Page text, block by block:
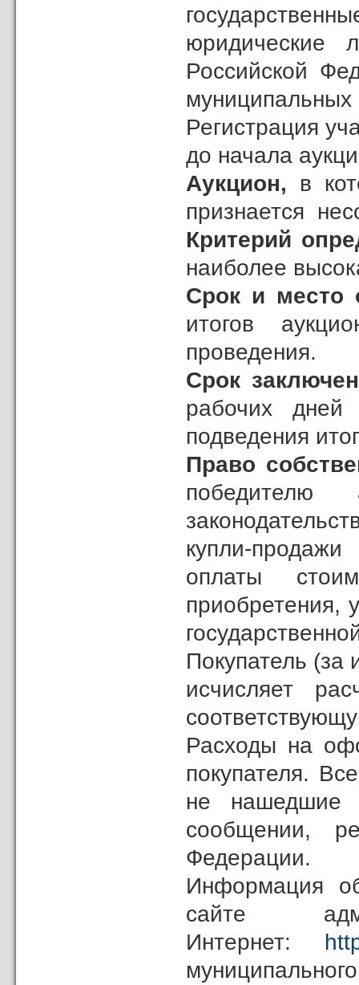
юридические
Российской
Регистрация
до начала
Аукцион, в
признается
Критерий
наиболее
Срок и место
итогов
проведения.
Срок
рабочих
подведения
Право
победителю
купли-
оплаты
приобретения,
Покупатель (за
исчисляет
Расходы на
покупателя.
не нашедшие
сообщении,
Федерации.
Информация
сайте
Интернет: